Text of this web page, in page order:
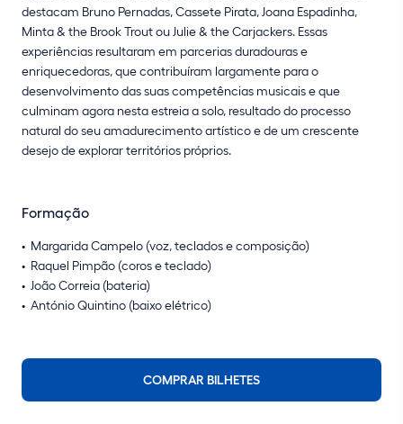
destacam Bruno Pernadas, Cassete Pirata, Joana Espadinha,
Minta & the Brook Trout ou Julie & the Carjackers. Essas
experiências resultaram em parcerias duradouras e
enriquecedoras, que contribuíram largamente para o
desenvolvimento das suas competências musicais e que
culminam agora nesta estreia a solo, resultado do processo
natural do seu amadurecimento artístico e de um crescente
desejo de explorar territórios próprios.
Formação
Margarida Campelo (voz, teclados e composição)
Raquel Pimpão (coros e teclado)
João Correia (bateria)
António Quintino (baixo elétrico)
COMPRAR BILHETES